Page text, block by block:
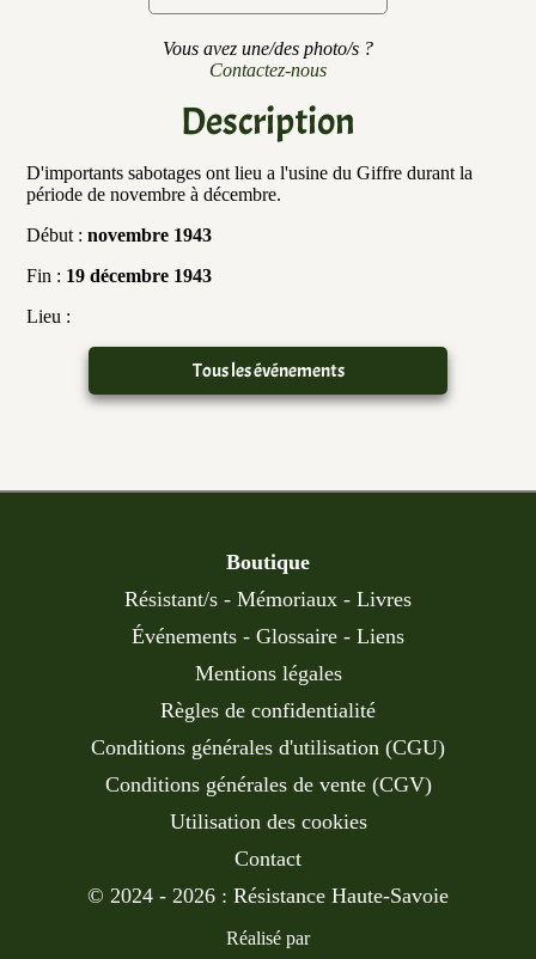
Vous avez une/des photo/s ?
Contactez-nous
Description
D'importants sabotages ont lieu a l'usine du Giffre durant la
période de novembre à décembre.
Début :novembre 1943
Fin : 19 décembre 1943
Lieu :
Tous les événements
Boutique
Résistant/s - Mémoriaux - Livres
Événements - Glossaire - Liens
Mentions légales
Règles de confidentialité
Conditions générales d'utilisation (CGU)
Conditions générales de vente (CGV)
Utilisation des cookies
Contact
© 2024 - 2026 : Résistance Haute-Savoie
Réalisé par